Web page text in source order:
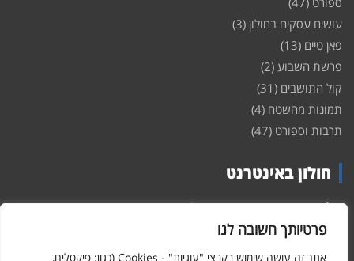
פרטיותך חשובה לנו
אתר זה עושה שימוש בקבצי "עוגיות" - Cookies (כגון: פיקסלים,
עושים עסקים בחולון (3)
פאן טיים (13)
פרשת השבוע (2)
קול התושבים (31)
תמונות מהשטח (4)
תרבות וספורט (47)
חולון באינטרנט
חולוןבאינטרנט – האתר שמביא לכם עדכונים ומידע מהשטח מהעיר
חולון. במה פתוחה לקול תושבי חולון באינטרנט, מידע על
ופרוייקטים חדשים בעיר, חיי לילה, וכן טורי דעה, עסקים בחולון, ודיונים על
הנעשה בעיר. אתם מוזמנים ומוזמנות להשתתף בדיון ולשלוח לנו כתבות